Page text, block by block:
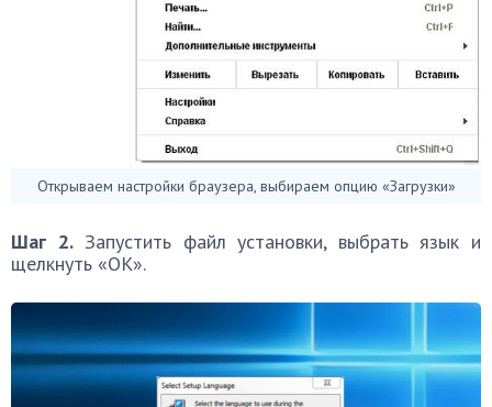
Открываем настройки браузера, выбираем опцию «Загрузки»
Шаг 2.Запустить файл установки, выбрать язык и
щелкнуть «OK».